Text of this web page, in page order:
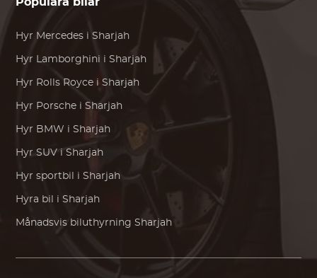
Hyr Mercedes i Sharjah
Hyr Lamborghini i Sharjah
Hyr Rolls Royce i Sharjah
Hyr Porsche i Sharjah
Hyr BMW i Sharjah
Hyr SUV i Sharjah
Hyr sportbil i Sharjah
Hyra bil i Sharjah
Månadsvis biluthyrning Sharjah